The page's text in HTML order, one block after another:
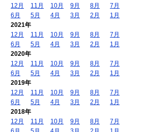
12月
11月 10月 9月 8月
7月
6月
5月 4月 3月 2月
1月
2021年
12月
11月 10月 9月 8月
7月
6月
5月 4月 3月 2月
1月
2020年
12月
11月 10月 9月 8月
7月
6月
5月 4月 3月 2月
1月
2019年
12月
11月 10月 9月 8月
7月
6月
5月 4月 3月 2月
1月
2018年
12月
11月 10月 9月 8月
7月